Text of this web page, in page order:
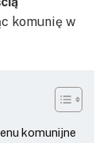
komunię w
komunijne